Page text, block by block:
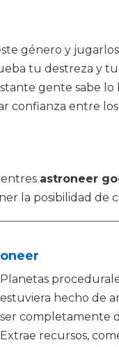
género y
tu destreza y
gente sabe
confianza entre los
astroneer
la posibilidad de
Planetas
estuviera hecho de
ser completamente
Extrae recursos,